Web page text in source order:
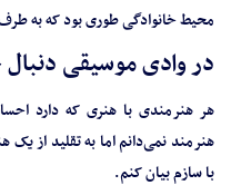
محیط خانوادگی طوری بود که به
در وادی موسیقی
هر هنرمندی با هنری که دارد
هنرمند نمی‌دانم اما به تقلید از
با سازم بیان کنم.